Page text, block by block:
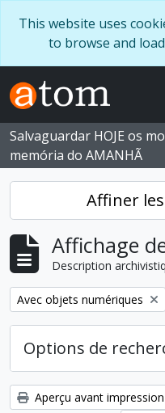
This website uses
to browse and
Salvaguardar HOJE os
memória do AMANHÃ
Affiner
Affichage
Description
Remove filter:
Avec objets numériques
Options de
Aperçu avant impression